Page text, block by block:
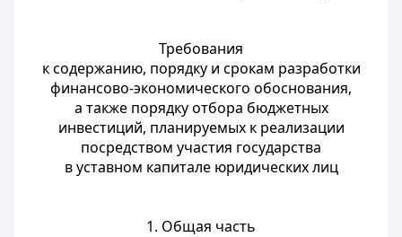
Требования
к содержанию, порядку и срокам разработки
финансово-экономического обоснования,
а также порядку отбора бюджетных
инвестиций, планируемых к реализации
посредством участия государства
в уставном капитале юридических лиц
1. Общая часть